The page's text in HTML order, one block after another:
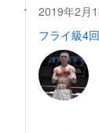
2019年2月
フライ級4